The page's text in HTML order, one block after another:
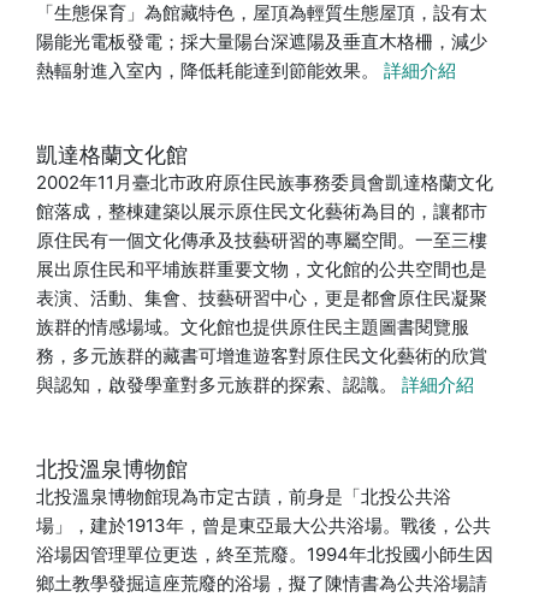
「生態保育」為館藏特色，屋頂為輕質生態屋頂，設有太
陽能光電板發電；採大量陽台深遮陽及垂直木格柵，減少
熱輻射進入室內，降低耗能達到節能效果。 詳細介紹
凱達格蘭文化館
2002年11月臺北市政府原住民族事務委員會凱達格蘭文化
館落成，整棟建築以展示原住民文化藝術為目的，讓都市
原住民有一個文化傳承及技藝研習的專屬空間。一至三樓
展出原住民和平埔族群重要文物，文化館的公共空間也是
表演、活動、集會、技藝研習中心，更是都會原住民凝聚
族群的情感場域。文化館也提供原住民主題圖書閱覽服
務，多元族群的藏書可增進遊客對原住民文化藝術的欣賞
與認知，啟發學童對多元族群的探索、認識。 詳細介紹
北投溫泉博物館
北投溫泉博物館現為市定古蹟，前身是「北投公共浴
場」，建於1913年，曾是東亞最大公共浴場。戰後，公共
浴場因管理單位更迭，終至荒廢。1994年北投國小師生因
鄉土教學發掘這座荒廢的浴場，擬了陳情書為公共浴場請